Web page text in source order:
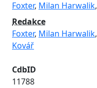
Foxter, Milan Harwalik,
Redakce
Foxter, Milan Harwalik,
Kovář
CdbID
11788